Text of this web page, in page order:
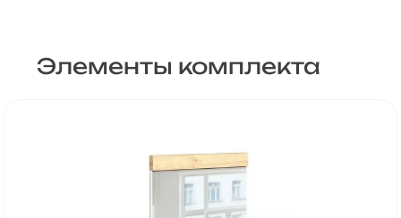
Элементы комплекта